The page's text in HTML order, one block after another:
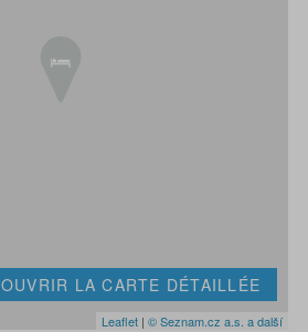
OUVRIR LA CARTE DÉTAILLÉE
Leaflet | © Seznam.cz a.s. a další